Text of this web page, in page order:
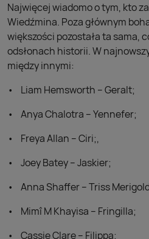
Najwięcej wiadomo o tym, kto
Wiedźmina. Poza głównym
większości pozostała ta sama,
odsłonach historii. W
między innymi:
Liam Hemsworth – Geralt;
Anya Chalotra – Yennefer;
Freya Allan – Ciri;,
Joey Batey – Jaskier;
Anna Shaffer – Triss
Mimî M Khayisa – Fringilla;
Cassie Clare – Filippa;